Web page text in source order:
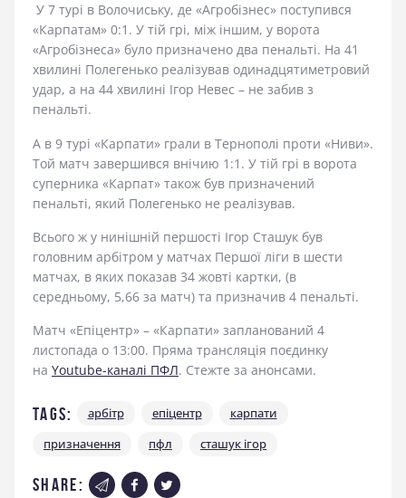
У 7 турі в Волочиську, де «Агробізнес» поступився
«Карпатам» 0:1. У тій грі, між іншим, у ворота
«Агробізнеса» було призначено два пенальті. На 41
хвилині Полегенько реалізував одинадцятиметровий
удар, а на 44 хвилині Ігор Невес – не забив з
пенальті.
А в 9 турі «Карпати» грали в Тернополі проти «Ниви».
Той матч завершився внічию 1:1. У тій грі в ворота
суперника «Карпат» також був призначений
пенальті, який Полегенько не реалізував.
Всього ж у нинішній першості Ігор Сташук був
головним арбітром у матчах Першої ліги в шести
матчах, в яких показав 34 жовті картки, (в
середньому, 5,66 за матч) та призначив 4 пенальті.
Матч «Епіцентр» – «Карпати» запланований 4
листопада о 13:00. Пряма трансляція поєдинку
на Youtube-каналі ПФЛ. Стежте за анонсами.
Tags: арбітр епіцентр
карпати
призначення
пфл сташук ігор
share: